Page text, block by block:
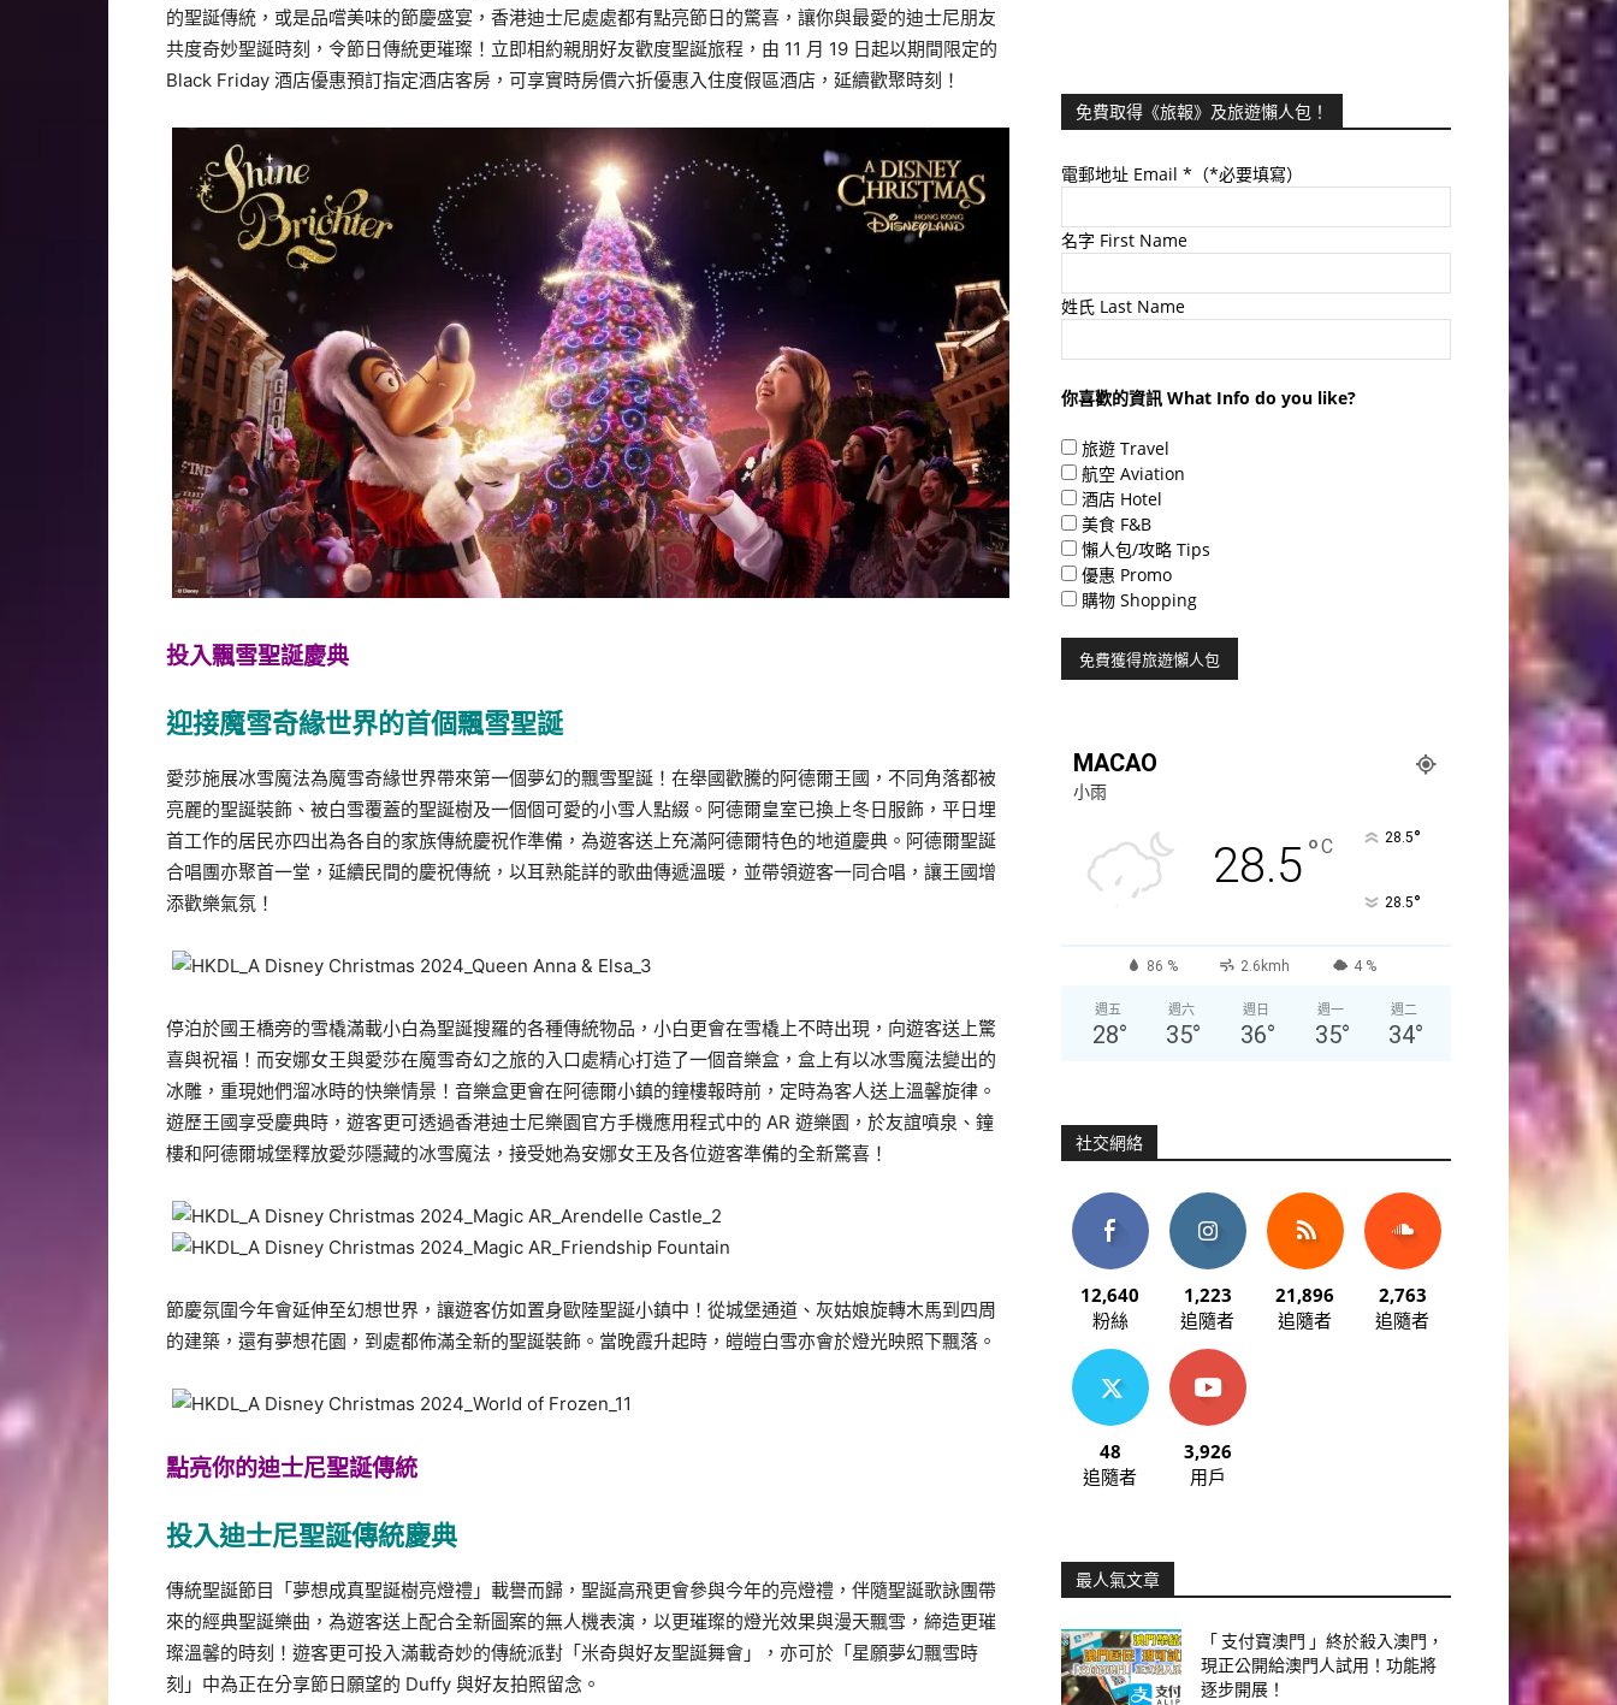
的聖誕傳統，或是品嚐美味的節慶盛宴，香港迪士尼處處都有點亮節日的驚喜，讓你與最愛的迪士尼朋友
共度奇妙聖誕時刻，令節日傳統更璀璨！立即相約親朋好友歡度聖誕旅程，由 11 月 19 日起以期間限定的
Black Friday 酒店優惠預訂指定酒店客房，可享實時房價六折優惠入住度假區酒店，延續歡聚時刻！
投入飄雪聖誕慶典
迎接魔雪奇緣世界的首個飄雪聖誕
愛莎施展冰雪魔法為魔雪奇緣世界帶來第一個夢幻的飄雪聖誕！在舉國歡騰的阿德爾王國，不同角落都被
亮麗的聖誕裝飾、被白雪覆蓋的聖誕樹及一個個可愛的小雪人點綴。阿德爾皇室已換上冬日服飾，平日埋
首工作的居民亦四出為各自的家族傳統慶祝作準備，為遊客送上充滿阿德爾特色的地道慶典。阿德爾聖誕
合唱團亦聚首一堂，延續民間的慶祝傳統，以耳熟能詳的歌曲傳遞溫暖，並帶領遊客一同合唱，讓王國增
添歡樂氣氛！
停泊於國王橋旁的雪橇滿載小白為聖誕搜羅的各種傳統物品，小白更會在雪橇上不時出現，向遊客送上驚
喜與祝福！而安娜女王與愛莎在魔雪奇幻之旅的入口處精心打造了一個音樂盒，盒上有以冰雪魔法變出的
冰雕，重現她們溜冰時的快樂情景！音樂盒更會在阿德爾小鎮的鐘樓報時前，定時為客人送上溫馨旋律。
遊歷王國享受慶典時，遊客更可透過香港迪士尼樂園官方手機應用程式中的 AR 遊樂園，於友誼噴泉、鐘
樓和阿德爾城堡釋放愛莎隱藏的冰雪魔法，接受她為安娜女王及各位遊客準備的全新驚喜！
節慶氛圍今年會延伸至幻想世界，讓遊客仿如置身歐陸聖誕小鎮中！從城堡通道、灰姑娘旋轉木馬到四周
的建築，還有夢想花園，到處都佈滿全新的聖誕裝飾。當晚霞升起時，皚皚白雪亦會於燈光映照下飄落。
點亮你的迪士尼聖誕傳統
投入迪士尼聖誕傳統慶典
傳統聖誕節目「夢想成真聖誕樹亮燈禮」載譽而歸，聖誕高飛更會參與今年的亮燈禮，伴隨聖誕歌詠團帶
來的經典聖誕樂曲，為遊客送上配合全新圖案的無人機表演，以更璀璨的燈光效果與漫天飄雪，締造更璀
璨溫馨的時刻！遊客更可投入滿載奇妙的傳統派對「米奇與好友聖誕舞會」，亦可於「星願夢幻飄雪時
刻」中為正在分享節日願望的 Duffy 與好友拍照留念。
免費取得《旅報》及旅遊懶人包！
電郵地址 Email *（*必要填寫）
名字 First Name
姓氏 Last Name
你喜歡的資訊 What Info do you like?
旅遊 Travel
航空 Aviation
酒店 Hotel
美食 F&B
懶人包/攻略 Tips
優惠 Promo
購物 Shopping
MACAO
小雨
28.5°C 28.5°
28.5°
86 % 2.6kmh 4 %
週五
28°
週六
35°
週日
36°
週一
35°
週二
34°
社交網絡
12,640
粉絲
1,223
追隨者
21,896
追隨者
2,763
追隨者
48
追隨者
3,926
用戶
最人氣文章
「 支付寶澳門 」終於殺入澳門，
現正公開給澳門人試用！功能將
逐步開展！